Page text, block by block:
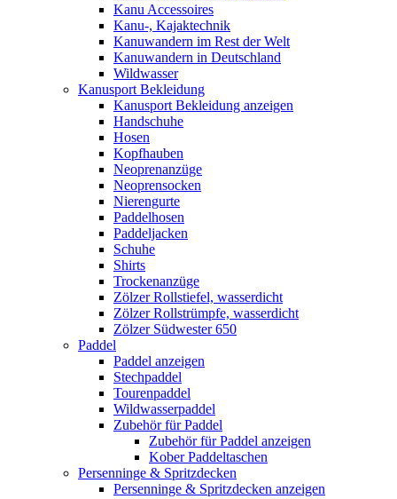
Kanu Accessoires
Kanu-, Kajaktechnik
Kanuwandern im Rest der Welt
Kanuwandern in Deutschland
Wildwasser
Kanusport Bekleidung
Kanusport Bekleidung anzeigen
Handschuhe
Hosen
Kopfhauben
Neoprenanzüge
Neoprensocken
Nierengurte
Paddelhosen
Paddeljacken
Schuhe
Shirts
Trockenanzüge
Zölzer Rollstiefel, wasserdicht
Zölzer Rollstrümpfe, wasserdicht
Zölzer Südwester 650
Paddel
Paddel anzeigen
Stechpaddel
Tourenpaddel
Wildwasserpaddel
Zubehör für Paddel
Zubehör für Paddel anzeigen
Kober Paddeltaschen
Persenninge & Spritzdecken
Persenninge & Spritzdecken anzeigen